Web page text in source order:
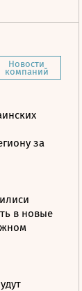
Новости
компаний
за
в новые